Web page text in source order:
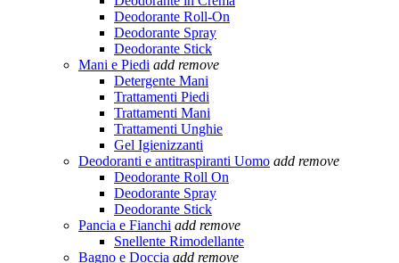
Deodorante Roll-On
Deodorante Spray
Deodorante Stick
Mani e Piedi add remove
Detergente Mani
Trattamenti Piedi
Trattamenti Mani
Trattamenti Unghie
Gel Igienizzanti
Deodoranti e antitraspiranti Uomo add remove
Deodorante Roll On
Deodorante Spray
Deodorante Stick
Pancia e Fianchi add remove
Snellente Rimodellante
Bagno e Doccia add remove